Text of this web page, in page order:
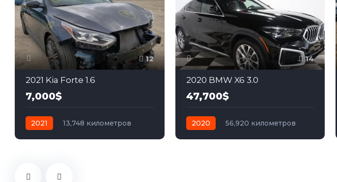
12
2021 Kia Forte 1.6
7,000$
2021
13,748 километров
14
2020 BMW X6 3.0
47,700$
2020
56,920 километров